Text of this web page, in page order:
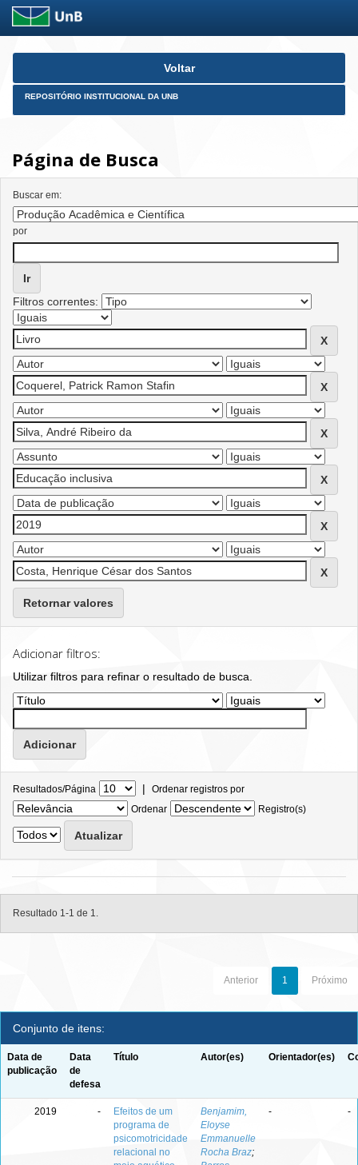
Skip
Voltar
REPOSITÓRIO INSTITUCIONAL DA UNB
Página de Busca
Buscar em:
por
Filtros correntes:
Retornar valores
Adicionar filtros:
Utilizar filtros para refinar o resultado de busca.
Resultados/Página | Ordenar registros por
Ordenar
Registro(s)
Resultado 1-1 de 1.
Anterior 1 Próximo
Conjunto de itens:
Data de
publicação
Data
de
defesa
Título Autor(es) Orientador(es)
2019 -
Efeitos de um
programa de
psicomotricidade
relacional no
Benjamim,
Eloyse
Emmanuelle
Rocha Braz;
- -